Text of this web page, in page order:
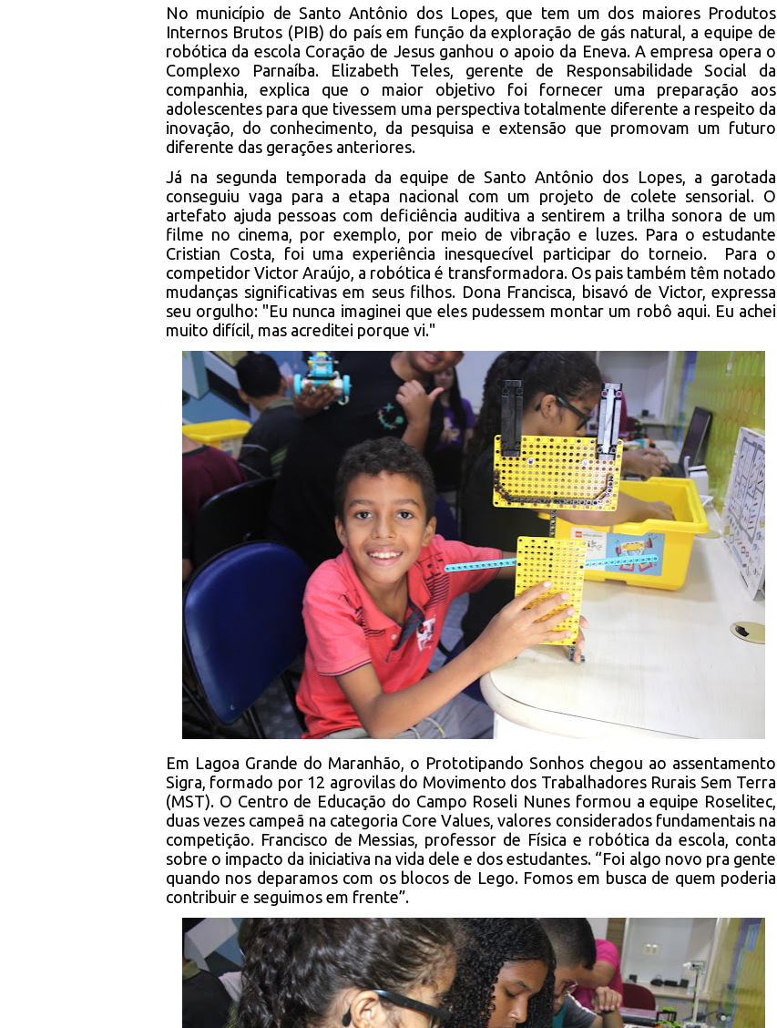
No município de Santo Antônio dos Lopes, que tem um dos maiores Produtos
Internos Brutos (PIB) do país em função da exploração de gás natural, a equipe de
robótica da escola Coração de Jesus ganhou o apoio da Eneva. A empresa opera o
Complexo Parnaíba. Elizabeth Teles, gerente de Responsabilidade Social da
companhia, explica que o maior objetivo foi fornecer uma preparação aos
adolescentes para que tivessem uma perspectiva totalmente diferente a respeito da
inovação, do conhecimento, da pesquisa e extensão que promovam um futuro
diferente das gerações anteriores.
Já na segunda temporada da equipe de Santo Antônio dos Lopes, a garotada
conseguiu vaga para a etapa nacional com um projeto de colete sensorial. O
artefato ajuda pessoas com deficiência auditiva a sentirem a trilha sonora de um
filme no cinema, por exemplo, por meio de vibração e luzes. Para o estudante
Cristian Costa, foi uma experiência inesquecível participar do torneio. Para o
competidor Victor Araújo, a robótica é transformadora. Os pais também têm notado
mudanças significativas em seus filhos. Dona Francisca, bisavó de Victor, expressa
seu orgulho: "Eu nunca imaginei que eles pudessem montar um robô aqui. Eu achei
muito difícil, mas acreditei porque vi."
Em Lagoa Grande do Maranhão, o Prototipando Sonhos chegou ao assentamento
Sigra, formado por 12 agrovilas do Movimento dos Trabalhadores Rurais Sem Terra
(MST). O Centro de Educação do Campo Roseli Nunes formou a equipe Roselitec,
duas vezes campeã na categoria Core Values, valores considerados fundamentais na
competição. Francisco de Messias, professor de Física e robótica da escola, conta
sobre o impacto da iniciativa na vida dele e dos estudantes. “Foi algo novo pra gente
quando nos deparamos com os blocos de Lego. Fomos em busca de quem poderia
contribuir e seguimos em frente”.